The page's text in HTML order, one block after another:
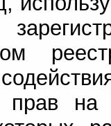
прав